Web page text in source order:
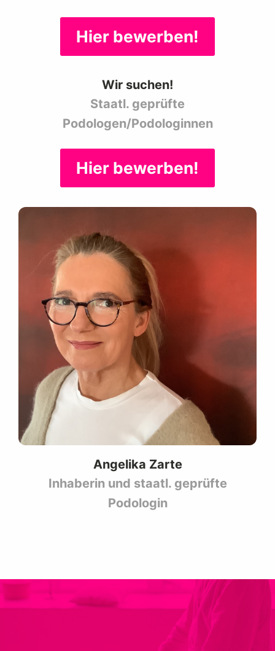
Hier bewerben!
Wir suchen!
Staatl. geprüfte
Podologen/Podologinnen
Hier bewerben!
Angelika Zarte
Inhaberin und staatl. geprüfte
Podologin